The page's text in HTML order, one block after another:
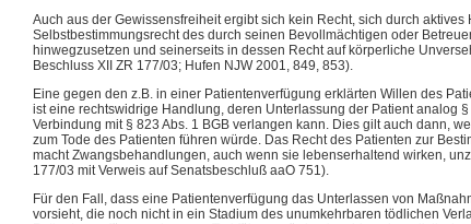
Auch aus der Gewissensfreiheit ergibt sich kein Recht, sich durch aktives
Selbstbestimmungsrecht des durch seinen Bevollmächtigen oder
hinwegzusetzen und seinerseits in dessen Recht auf körperliche
Beschluss XII ZR 177/03; Hufen NJW 2001, 849, 853).
Eine gegen den z.B. in einer Patientenverfügung erklärten Willen des
ist eine rechtswidrige Handlung, deren Unterlassung der Patient analog §
Verbindung mit § 823 Abs. 1 BGB verlangen kann. Dies gilt auch dann,
zum Tode des Patienten führen würde. Das Recht des Patienten zur
macht Zwangsbehandlungen, auch wenn sie lebenserhaltend wirken,
177/03 mit Verweis auf Senatsbeschluß aaO 751).
Für den Fall, dass eine Patientenverfügung das Unterlassen von
vorsieht, die noch nicht in ein Stadium des unumkehrbaren tödlichen